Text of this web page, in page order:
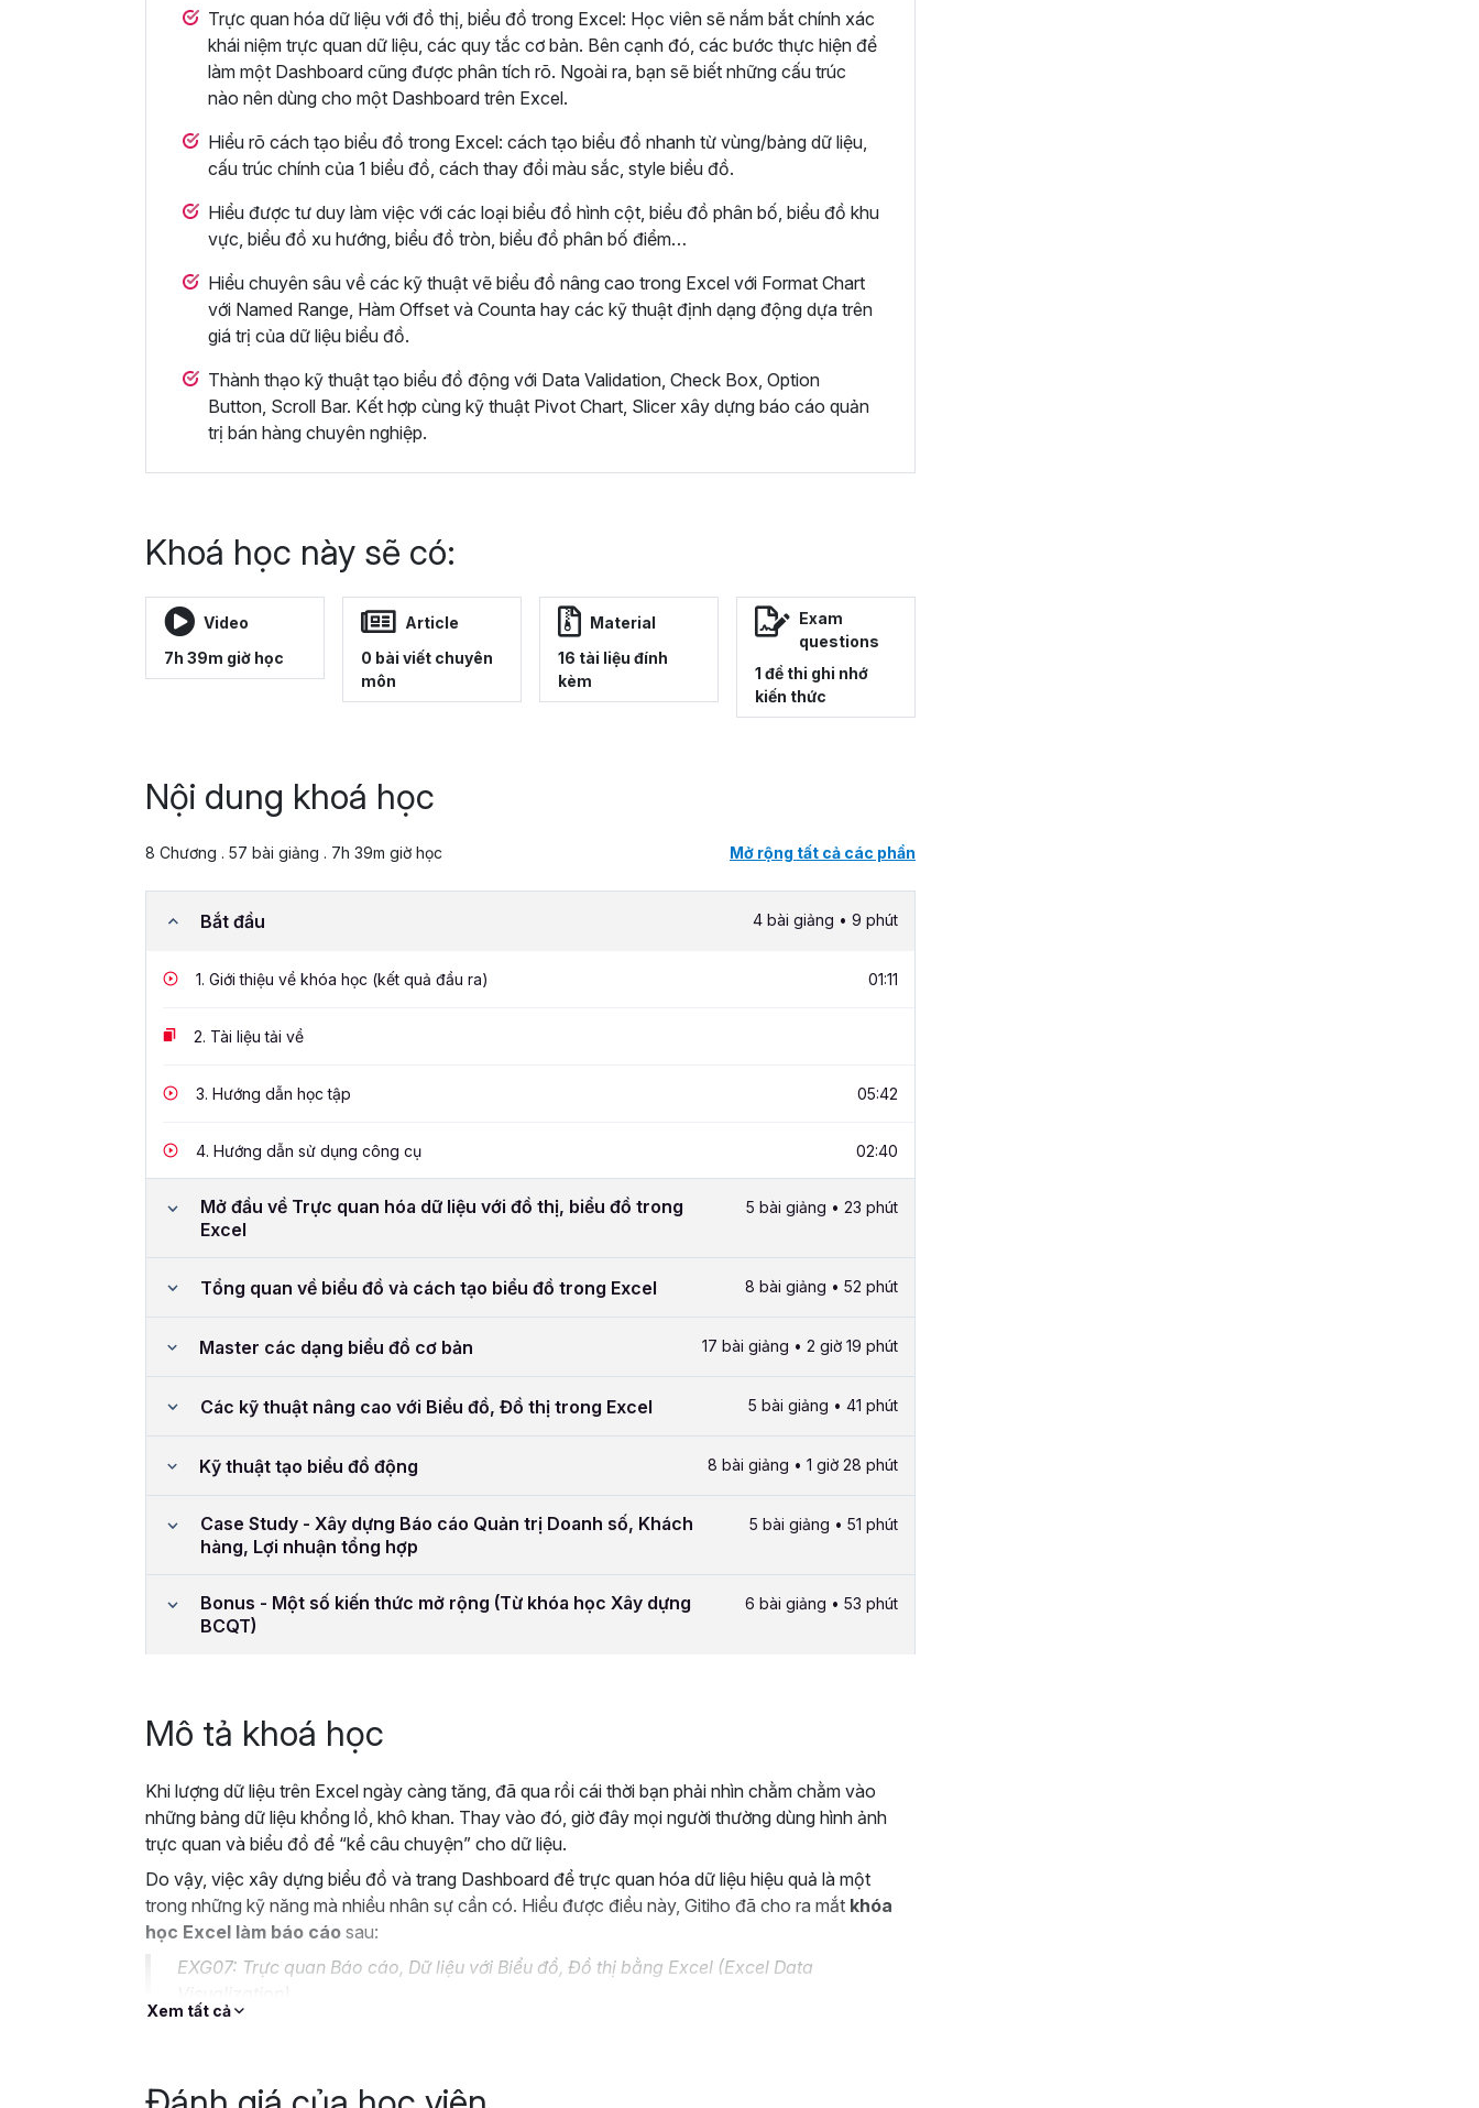
Trực quan hóa dữ liệu với đồ thị, biểu đồ trong Excel: Học viên sẽ nắm bắt chính xác
khái niệm trực quan dữ liệu, các quy tắc cơ bản. Bên cạnh đó, các bước thực hiện để
làm một Dashboard cũng được phân tích rõ. Ngoài ra, bạn sẽ biết những cấu trúc
nào nên dùng cho một Dashboard trên Excel.
Hiểu rõ cách tạo biểu đồ trong Excel: cách tạo biểu đồ nhanh từ vùng/bảng dữ liệu,
cấu trúc chính của 1 biểu đồ, cách thay đổi màu sắc, style biểu đồ.
Hiểu được tư duy làm việc với các loại biểu đồ hình cột, biểu đồ phân bố, biểu đồ khu
vực, biểu đồ xu hướng, biểu đồ tròn, biểu đồ phân bố điểm…
Hiểu chuyên sâu về các kỹ thuật vẽ biểu đồ nâng cao trong Excel với Format Chart
với Named Range, Hàm Offset và Counta hay các kỹ thuật định dạng động dựa trên
giá trị của dữ liệu biểu đồ.
Thành thạo kỹ thuật tạo biểu đồ động với Data Validation, Check Box, Option
Button, Scroll Bar. Kết hợp cùng kỹ thuật Pivot Chart, Slicer xây dựng báo cáo quản
trị bán hàng chuyên nghiệp.
Khoá học này sẽ có:
Video
7h 39m giờ học
Article
0 bài viết chuyên
môn
Material
16 tài liệu đính
kèm
Exam
questions
1 đề thi ghi nhớ
kiến thức
Nội dung khoá học
8 Chương . 57 bài giảng . 7h 39m giờ học Mở rộng tất cả các phần
Bắt đầu 4 bài giảng • 9 phút
1. Giới thiệu về khóa học (kết quả đầu ra) 01:11
2. Tài liệu tải về
3. Hướng dẫn học tập 05:42
4. Hướng dẫn sử dụng công cụ 02:40
Mở đầu về Trực quan hóa dữ liệu với đồ thị, biểu đồ trong
Excel
5 bài giảng • 23 phút
Tổng quan về biểu đồ và cách tạo biểu đồ trong Excel 8 bài giảng • 52 phút
Master các dạng biểu đồ cơ bản 17 bài giảng • 2 giờ 19 phút
Các kỹ thuật nâng cao với Biểu đồ, Đồ thị trong Excel 5 bài giảng • 41 phút
Kỹ thuật tạo biểu đồ động 8 bài giảng • 1 giờ 28 phút
Case Study - Xây dựng Báo cáo Quản trị Doanh số, Khách
hàng, Lợi nhuận tổng hợp
5 bài giảng • 51 phút
Bonus - Một số kiến thức mở rộng (Từ khóa học Xây dựng
BCQT)
6 bài giảng • 53 phút
Mô tả khoá học
Khi lượng dữ liệu trên Excel ngày càng tăng, đã qua rồi cái thời bạn phải nhìn chằm chằm vào
những bảng dữ liệu khổng lồ, khô khan. Thay vào đó, giờ đây mọi người thường dùng hình ảnh
trực quan và biểu đồ để “kể câu chuyện” cho dữ liệu.
Do vậy, việc xây dựng biểu đồ và trang Dashboard để trực quan hóa dữ liệu hiệu quả là một
trong những kỹ năng mà nhiều nhân sự cần có. Hiểu được điều này, Gitiho đã cho ra mắt khóa
học Excel làm báo cáo sau:
EXG07: Trực quan Báo cáo, Dữ liệu với Biểu đồ, Đồ thị bằng Excel (Excel Data
Xem tất cả